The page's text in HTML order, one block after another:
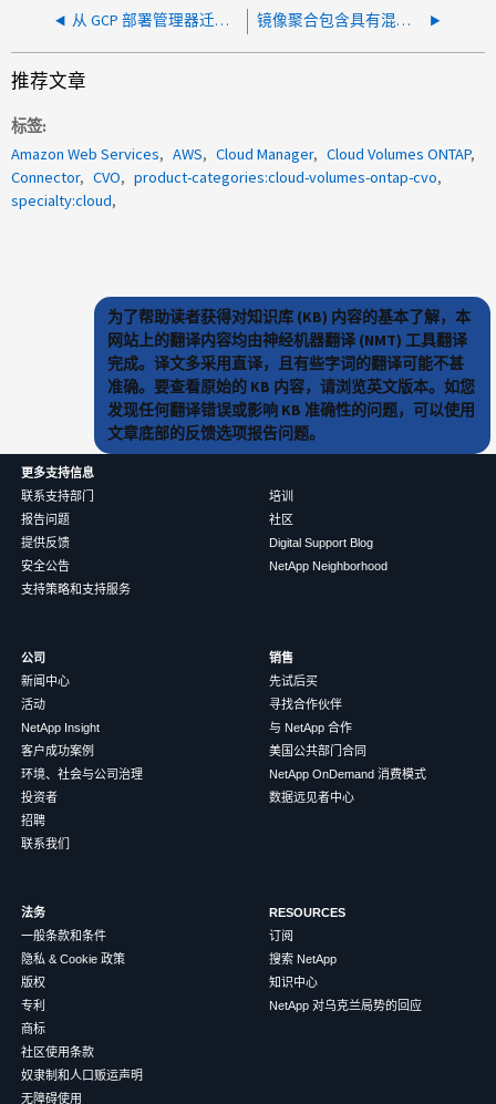
从 GCP 部署管理器迁移到 Infrastructure Manager 失败 镜像聚合包含具有混合池磁盘的丛
推荐文章
标签
Amazon Web Services
AWS Cloud Manager
Cloud Volumes ONTAP
Connector
CVO
product-categories:cloud-volumes-ontap-cvo
specialty:cloud
为了帮助读者获得对知识库 (KB) 内容的基本了解，本
网站上的翻译内容均由神经机器翻译 (NMT) 工具翻译
完成。译文多采用直译，且有些字词的翻译可能不甚
准确。要查看原始的 KB 内容，请浏览英文版本。如您
发现任何翻译错误或影响 KB 准确性的问题，可以使用
文章底部的反馈选项报告问题。
更多支持信息
联系支持部门
报告问题
提供反馈
安全公告
支持策略和支持服务
培训
社区
Digital Support Blog
NetApp Neighborhood
公司
新闻中心
活动
NetApp Insight
客户成功案例
环境、社会与公司治理
投资者
招聘
联系我们
销售
先试后买
寻找合作伙伴
与 NetApp 合作
美国公共部门合同
NetApp OnDemand 消费模式
数据远见者中心
法务
一般条款和条件
隐私 & Cookie 政策
版权
专利
商标
社区使用条款
奴隶制和人口贩运声明
无障碍使用
RESOURCES
订阅
搜索 NetApp
知识中心
NetApp 对乌克兰局势的回应